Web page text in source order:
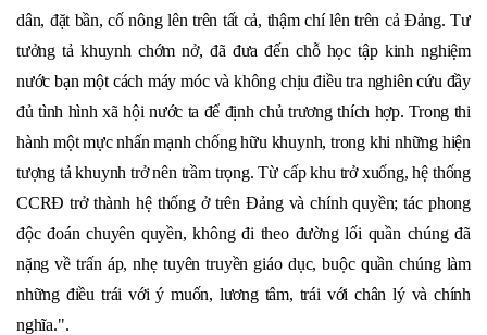
dân, đặt bần, cố nông lên trên tất cả, thậm chí lên trên cả Đảng. Tư
tưởng tả khuynh chớm nở, đã đưa đến chỗ học tập kinh nghiệm
nước bạn một cách máy móc và không chịu điều tra nghiên cứu đầy
đủ tình hình xã hội nước ta để định chủ trương thích hợp. Trong thi
hành một mực nhấn mạnh chống hữu khuynh, trong khi những hiện
tượng tả khuynh trở nên trầm trọng. Từ cấp khu trở xuống, hệ thống
CCRĐ trở thành hệ thống ở trên Đảng và chính quyền; tác phong
độc đoán chuyên quyền, không đi theo đường lối quần chúng đã
nặng về trấn áp, nhẹ tuyên truyền giáo dục, buộc quần chúng làm
những điều trái với ý muốn, lương tâm, trái với chân lý và chính
nghĩa.".